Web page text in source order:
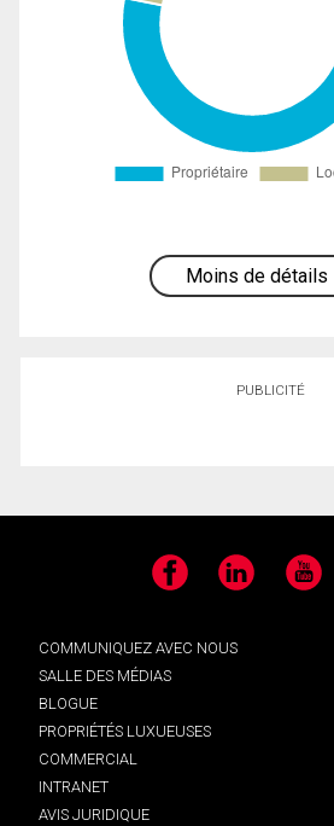
Moins de détails
PUBLICITÉ
Facebook LinkedIn YouTube
COMMUNIQUEZ AVEC NOUS
SALLE DES MÉDIAS
BLOGUE
PROPRIÉTÉS LUXUEUSES
COMMERCIAL
INTRANET
AVIS JURIDIQUE